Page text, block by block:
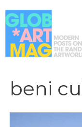
al
contenuto
beni